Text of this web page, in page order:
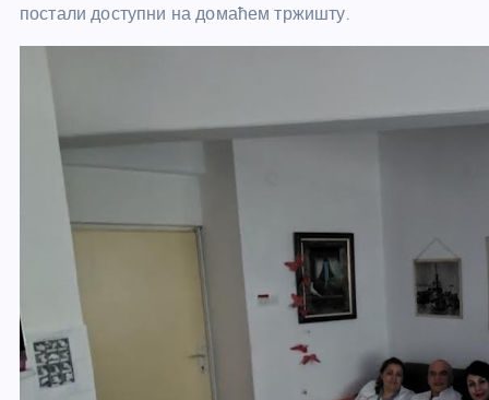
постали доступни на домаћем тржишту.